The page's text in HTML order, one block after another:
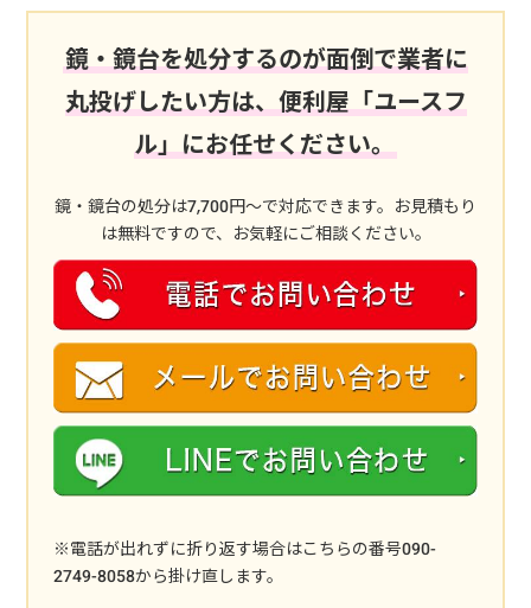
鏡・鏡台を処分するのが面倒で業者に
丸投げしたい方は、便利屋「ユースフ
ル」にお任せください。
鏡・鏡台の処分は7,700円～で対応できます。お見積もり
は無料ですので、お気軽にご相談ください。
※電話が出れずに折り返す場合はこちらの番号090-
2749-8058から掛け直します。